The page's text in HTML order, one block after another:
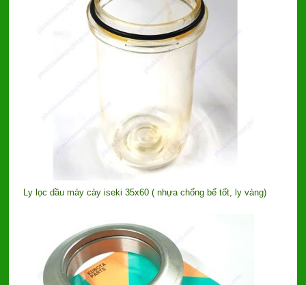
Ly lọc dầu máy cày iseki 35x60 ( nhựa chống bể tốt, ly vàng)